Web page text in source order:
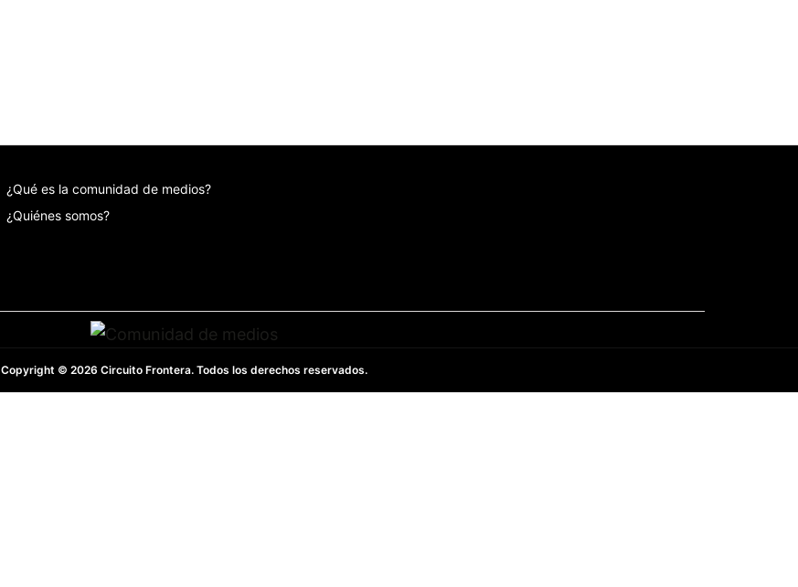
¿Qué es la comunidad de medios?
¿Quiénes somos?
Copyright © 2026 Circuito Frontera. Todos los derechos reservados.